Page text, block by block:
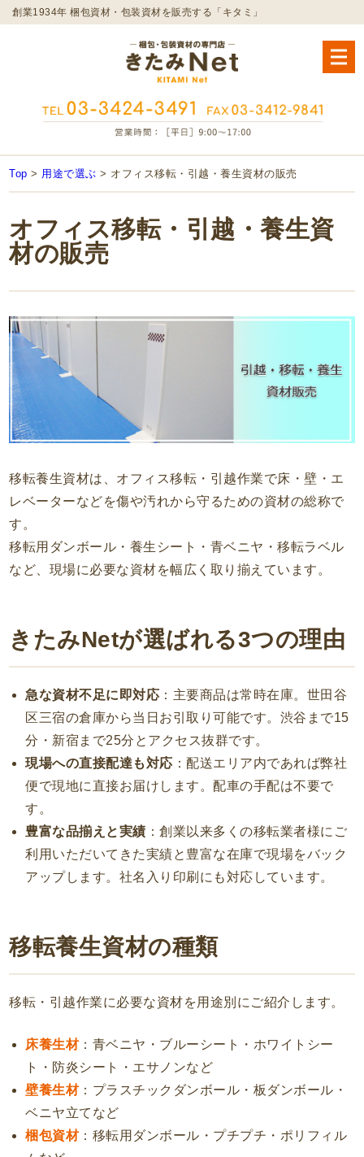
創業1934年 梱包資材・包装資材を販売する「キタミ」
Top > 用途で選ぶ > オフィス移転・引越・養生資材の販売
オフィス移転・引越・養生資
材の販売
移転養生資材は、オフィス移転・引越作業で床・壁・エ
レベーターなどを傷や汚れから守るための資材の総称で
す。
移転用ダンボール・養生シート・青ベニヤ・移転ラベル
など、現場に必要な資材を幅広く取り揃えています。
きたみNetが選ばれる3つの理由
急な資材不足に即対応 ：主要商品は常時在庫。世田谷
区三宿の倉庫から当日お引取り可能です。渋谷まで15
分・新宿まで25分とアクセス抜群です。
現場への直接配達も対応 ：配送エリア内であれば弊社
便で現地に直接お届けします。配車の手配は不要で
す。
豊富な品揃えと実績 ：創業以来多くの移転業者様にご
利用いただいてきた実績と豊富な在庫で現場をバック
アップします。社名入り印刷にも対応しています。
移転養生資材の種類
移転・引越作業に必要な資材を用途別にご紹介します。
床養生材：青ベニヤ・ブルーシート・ホワイトシー
ト・防炎シート・エサノンなど
壁養生材：プラスチックダンボール・板ダンボール・
ベニヤ立てなど
梱包資材：移転用ダンボール・プチプチ・ポリフィル